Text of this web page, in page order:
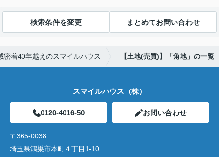
検索条件を変更 まとめてお問い合わせ
密着40年越えのスマイルハウス 【土地(売買)】「角地」の一覧
スマイルハウス（株）
0120-4016-50 お問い合わせ
〒365-0038
埼玉県鴻巣市本町４丁目1-10